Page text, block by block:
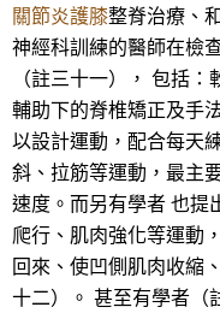
關節炎護膝整脊治療、
神經科訓練的醫師在檢
（註三十一）， 包括
輔助下的脊椎矯正及手
以設計運動，配合每天
斜、拉筋等運動，最主
速度。而另有學者 也提
爬行、肌肉強化等運動
回來、使凹側肌肉收縮
十二）。 甚至有學者（